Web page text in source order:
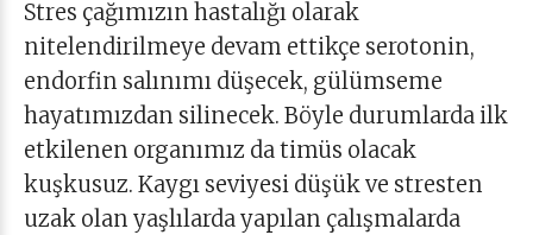
Stres çağımızın hastalığı olarak
nitelendirilmeye devam ettikçe serotonin,
endorfin salınımı düşecek, gülümseme
hayatımızdan silinecek. Böyle durumlarda ilk
etkilenen organımız da timüs olacak
kuşkusuz. Kaygı seviyesi düşük ve stresten
uzak olan yaşlılarda yapılan çalışmalarda